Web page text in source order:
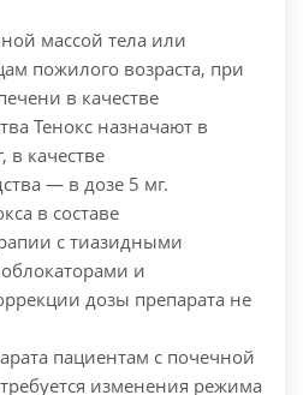
массой тела или
пожилого возраста, при
в качестве
Тенокс назначают в
в качестве
— в дозе 5 мг.
в составе
с тиазидными
и
дозы препарата не
пациентам с почечной
изменения режима